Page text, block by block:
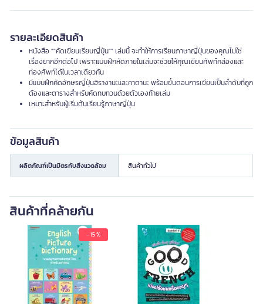
รายละเอียดสินค้า
หนังสือ ""คัดเขียนเรียนญี่ปุ่น"" เล่มนี้ จะทำให้การเรียนภาษาญี่ปุ่นของคุณไม่ใช่
เรื่องยากอีกต่อไป เพราะแบบฝึกหัดภายในเล่มจะช่วยให้คุณเขียนศัพท์คล่องและ
ท่องศัพท์ได้ในเวลาเดียวกัน
มีแบบฝึกคัดอักษรญี่ปุ่นฮิรางานะและคาตานะ พร้อมขั้นตอนการเขียนเป็นลำดับที่ถูก
ต้องและตารางสำหรับคัดทบทวนด้วยตัวเองท้ายเล่ม
เหมาะสำหรับผู้เริ่มต้นเรียนรู้ภาษาญี่ปุ่น
ข้อมูลสินค้า
ผลิตภัณฑ์เป็นมิตรกับสิ่งแวดล้อม สินค้าทั่วไป
สินค้าที่คล้ายกัน
- 15 %